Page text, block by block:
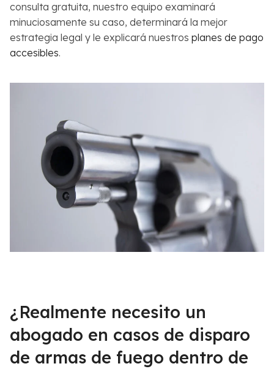
consulta gratuita, nuestro equipo examinará
minuciosamente su caso, determinará la mejor
estrategia legal y le explicará nuestros planes de pago
accesibles.
¿Realmente necesito un
abogado en casos de disparo
de armas de fuego dentro de